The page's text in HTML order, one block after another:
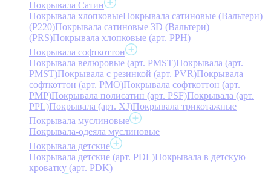
Покрывала Сатин
Покрывала хлопковыеПокрывала сатиновые (Вальтери)
(P220)Покрывала сатиновые 3D (Вальтери)
(PRS)Покрывала хлопковые (арт. PPH)
Покрывала софткоттон
Покрывала велюровые (арт. PMST)Покрывала (арт.
PMST)Покрывала с резинкой (арт. PVR)Покрывала
софткоттон (арт. PMO)Покрывала софткоттон (арт.
PMP)Покрывала полисатин (арт. PSF)Покрывала (арт.
PPL)Покрывала (арт. XJ)Покрывала трикотажные
Покрывала муслиновые
Покрывала-одеяла муслиновые
Покрывала детские
Покрывала детские (арт. PDL)Покрывала в детскую
кроватку (арт. PDK)